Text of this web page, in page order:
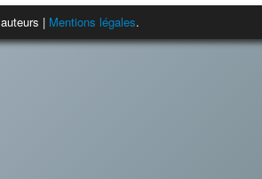
| Mentions légales.